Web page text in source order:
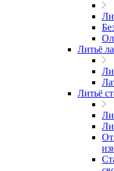
Литьё
Литьё